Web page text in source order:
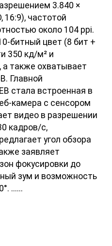
3.840 ×
16:9), частотой
около 104 ppi.
битный цвет (8 бит +
350 кд/м² и
а также охватывает
Главной
стала встроенная в
камера с сенсором
видео в разрешении
кадров/с,
угол обзора
заявляет
фокусировки до
зум и возможность
......